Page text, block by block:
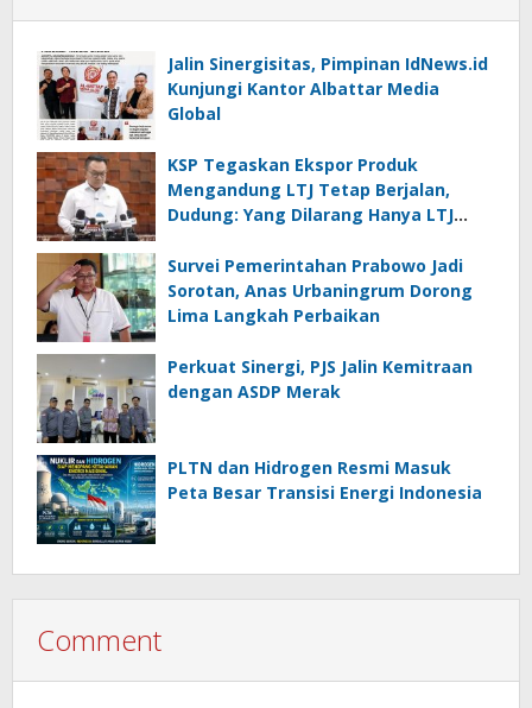
Jalin Sinergisitas, Pimpinan IdNews.id
Kunjungi Kantor Albattar Media
Global
KSP Tegaskan Ekspor Produk
Mengandung LTJ Tetap Berjalan,
Dudung: Yang Dilarang Hanya LTJ
Survei Pemerintahan Prabowo Jadi
Sorotan, Anas Urbaningrum Dorong
Lima Langkah Perbaikan
Perkuat Sinergi, PJS Jalin Kemitraan
dengan ASDP Merak
PLTN dan Hidrogen Resmi Masuk
Peta Besar Transisi Energi Indonesia
Comment